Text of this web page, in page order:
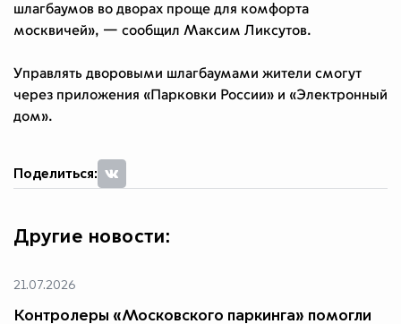
шлагбаумов во дворах проще для комфорта
москвичей», — сообщил Максим Ликсутов.
Управлять дворовыми шлагбаумами жители смогут
через приложения «Парковки России» и «Электронный
дом».
Поделиться:
Другие новости:
21.07.2026
Контролеры «Московского паркинга» помогли